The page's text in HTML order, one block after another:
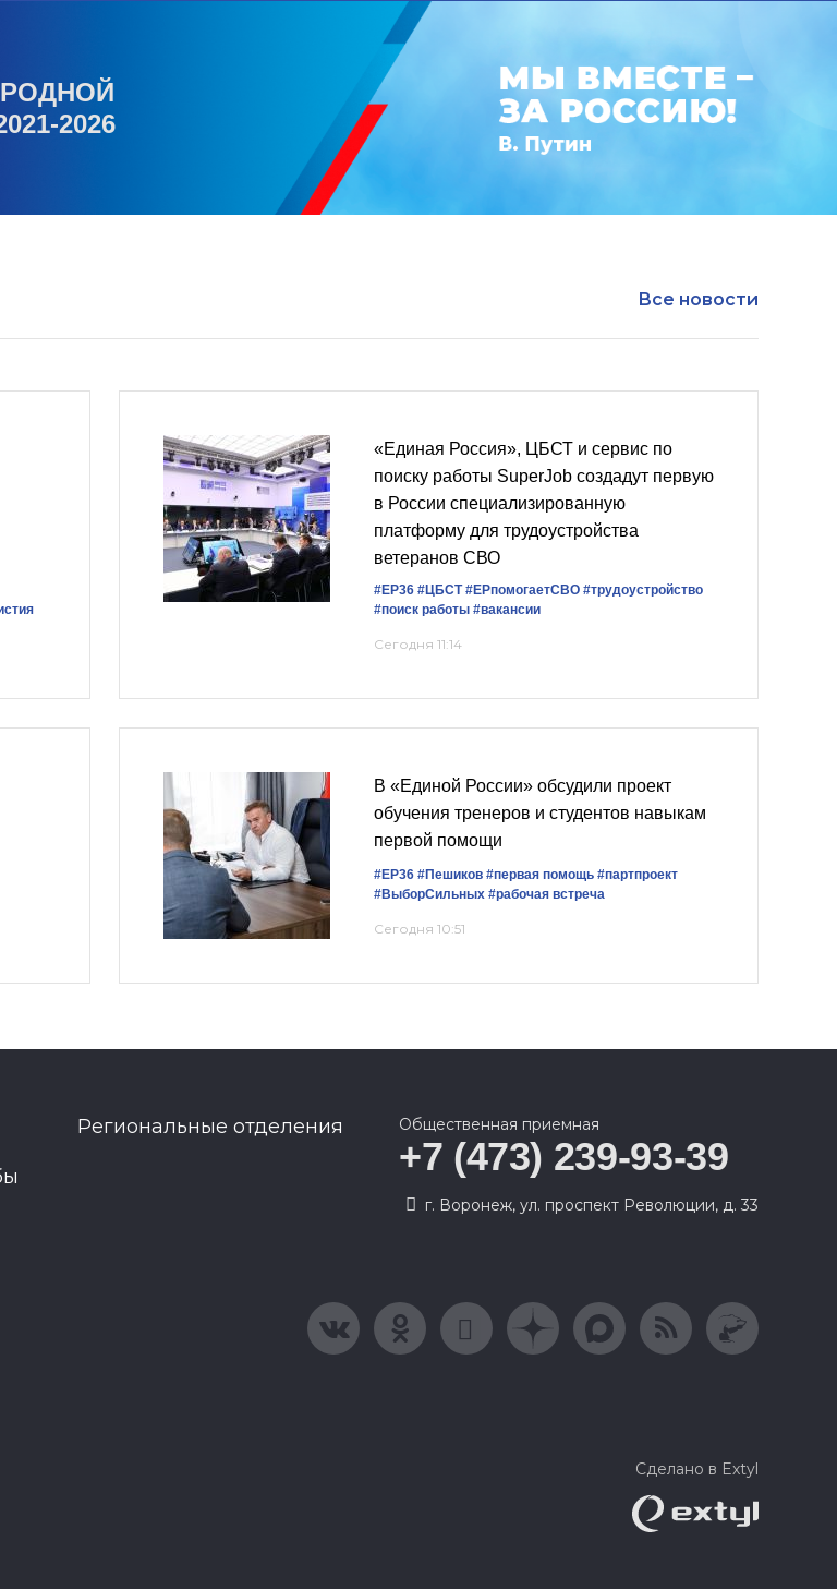
2026
Все новости
«Единая Россия», ЦБСТ и сервис по
поиску работы SuperJob создадут первую
в России специализированную
платформу для трудоустройства
ветеранов СВО
#ЕР36 #ЦБСТ #ЕРпомогаетСВО #трудоустройство
#поиск работы #вакансии
Сегодня 11:14
В «Единой России» обсудили проект
обучения тренеров и студентов навыкам
первой помощи
#ЕР36 #Пешиков #первая помощь #партпроект
#ВыборСильных #рабочая встреча
Сегодня 10:51
Региональные отделения Общественная приемная
+7 (473) 239-93-39
г. Воронеж, ул. проспект Революции, д. 33
Сделано в Extyl